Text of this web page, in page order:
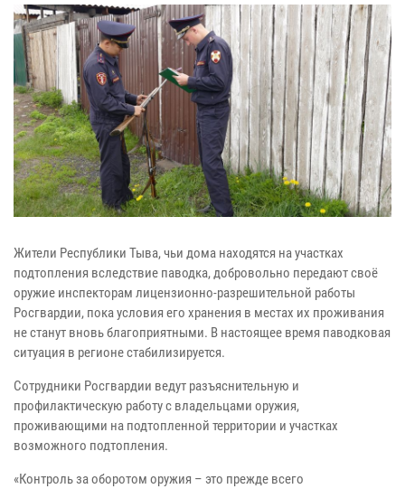
Жители Республики Тыва, чьи дома находятся на участках
подтопления вследствие паводка, добровольно передают своё
оружие инспекторам лицензионно-разрешительной работы
Росгвардии, пока условия его хранения в местах их проживания
не станут вновь благоприятными. В настоящее время паводковая
ситуация в регионе стабилизируется.
Сотрудники Росгвардии ведут разъяснительную и
профилактическую работу с владельцами оружия,
проживающими на подтопленной территории и участках
возможного подтопления.
«Контроль за оборотом оружия – это прежде всего